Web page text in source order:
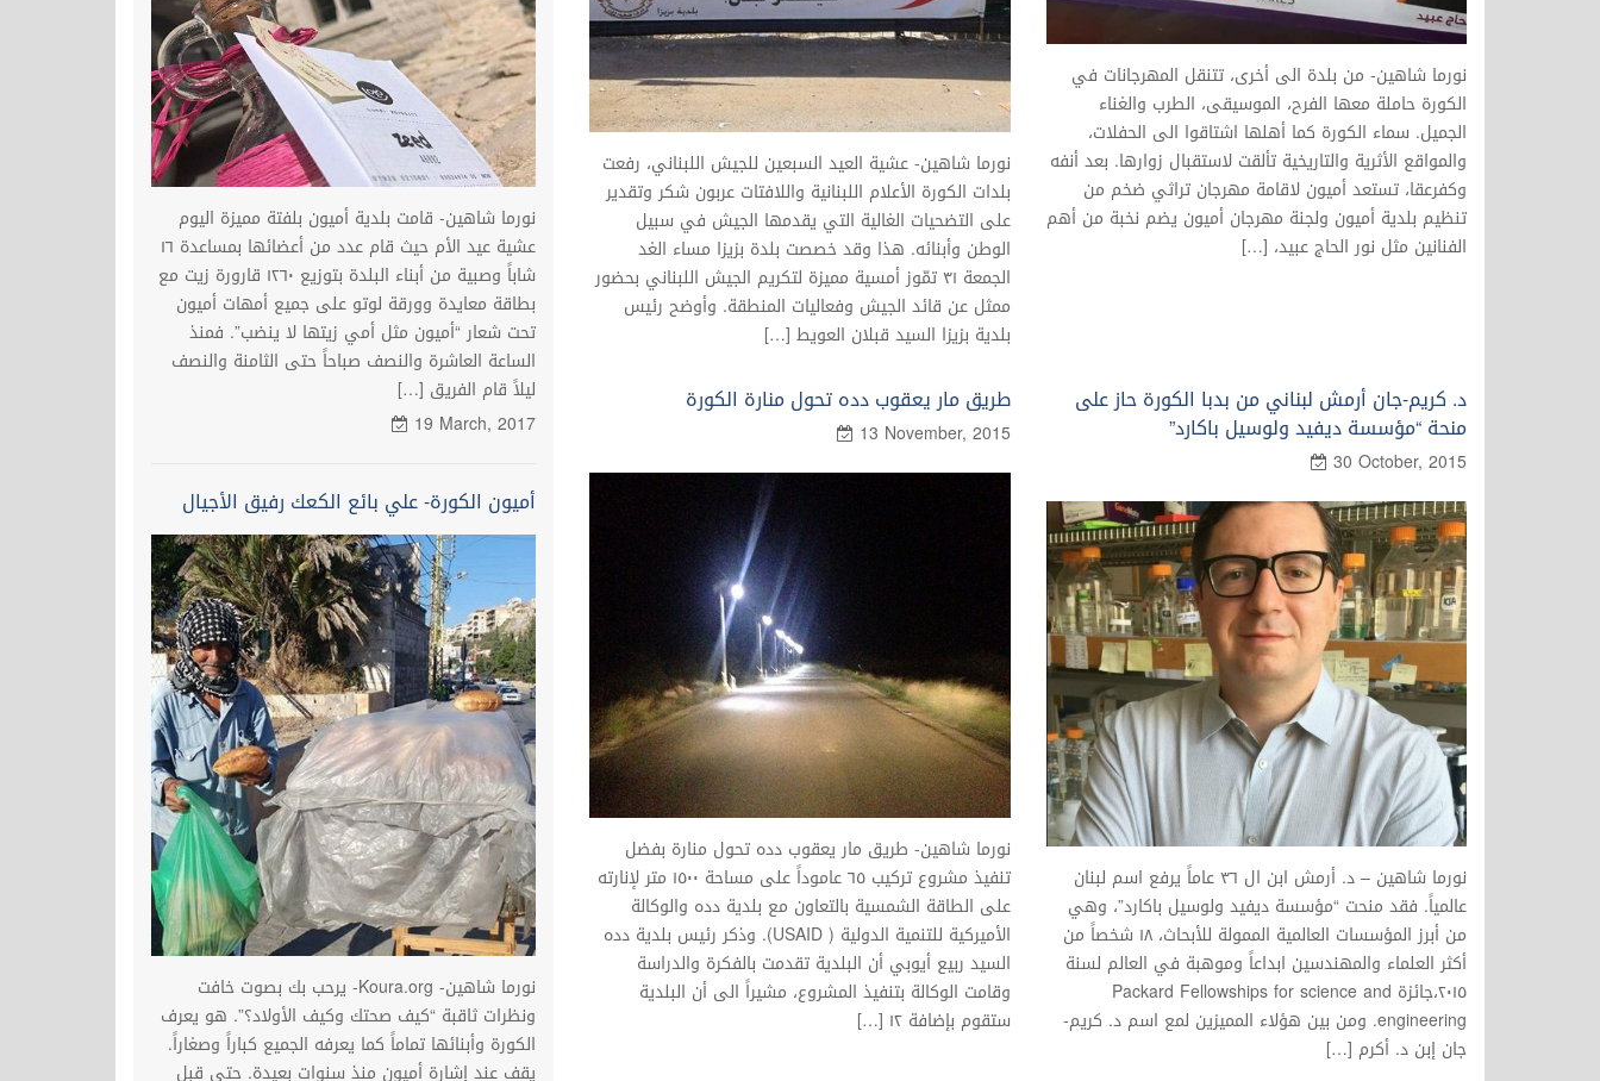
نورما شاهين- عشية العيد السبعين للجيش اللبناني، رفعت
بلدات الكورة الأعلام اللبنانية واللافتات عربون شكر وتقدير
على التضحيات الغالية التي يقدمها الجيش في سبيل
الوطن وأبنائه. هذا وقد خصصت بلدة بزيزا مساء الغد
الجمعة ٣١ تمّوز أمسية مميزة لتكريم الجيش اللبناني بحضور
ممثل عن قائد الجيش وفعاليات المنطقة. وأوضح رئيس
بلدية بزيزا السيد قبلان العويط […]
نورما شاهين- من بلدة الى أخرى، تتنقل المهرجانات في
الكورة حاملة معها الفرح، الموسيقى، الطرب والغناء
الجميل. سماء الكورة كما أهلها اشتاقوا الى الحفلات،
والمواقع الأثرية والتاريخية تألقت لاستقبال زوارها. بعد أنفه
وكفرعقا، تستعد أميون لاقامة مهرجان تراثي ضخم من
تنظيم بلدية أميون ولجنة مهرجان أميون يضم نخبة من أهم
الفنانين مثل نور الحاج عبيد، […]
طريق مار يعقوب دده تحول منارة الكورة
13 November, 2015
نورما شاهين- طريق مار يعقوب دده تحول منارة بفضل
تنفيذ مشروع تركيب ٦٥ عاموداً على مساحة ١٥٠٠ متر لإنارته
على الطاقة الشمسية بالتعاون مع بلدية دده والوكالة
الأميركية للتنمية الدولية ( USAID). وذكر رئيس بلدية دده
السيد ربيع أيوبي أن البلدية تقدمت بالفكرة والدراسة
وقامت الوكالة بتنفيذ المشروع، مشيراً الى أن البلدية
ستقوم بإضافة ١٢ […]
د. كريم-جان أرمش لبناني من بدبا الكورة حاز على
منحة “مؤسسة ديفيد ولوسيل باكارد”
30 October, 2015
نورما شاهين – د. أرمش ابن ال ٣٦ عاماً يرفع اسم لبنان
عالمياً. فقد منحت “مؤسسة ديفيد ولوسيل باكارد”، وهي
من أبرز المؤسسات العالمية الممولة للأبحاث، ١٨ شخصاً من
أكثر العلماء والمهندسين ابداعاً وموهبة في العالم لسنة
٢٠١٥،جائزة Packard Fellowships for science and
engineering. ومن بين هؤلاء المميزين لمع اسم د. كريم-
جان إبن د. أكرم […]
نورما شاهين- قامت بلدية أميون بلفتة مميزة اليوم
عشية عيد الأم حيث قام عدد من أعضائها بمساعدة ۱٦
شاباً وصبية من أبناء البلدة بتوزيع ۱٢٦۰ قارورة زيت مع
بطاقة معايدة وورقة لوتو على جميع أمهات أميون
تحت شعار “أميون مثل أمي زيتها لا ينضب”. فمنذ
الساعة العاشرة والنصف صباحاً حتى الثامنة والنصف
ليلاً قام الفريق […]
19 March, 2017
أميون الكورة- علي بائع الكعك رفيق الأجيال
نورما شاهين- Koura.org- يرحب بك بصوت خافت
ونظرات ثاقبة “كيف صحتك وكيف الأولاد؟”. هو يعرف
الكورة وأبنائها تماماً كما يعرفه الجميع كباراً وصغاراً.
يقف عند إشارة أميون منذ سنوات بعيدة. حتى قبل